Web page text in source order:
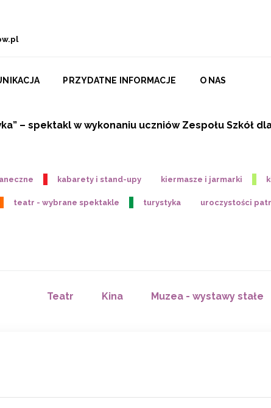
PRZYDATNE INFORMACJE O NAS
– spektakl w wykonaniu uczniów Zespołu Szkół
kabarety i stand-upy kiermasze i jarmarki
teatr - wybrane spektakle turystyka uroczystości
Teatr Kina Muzea - wystawy stałe